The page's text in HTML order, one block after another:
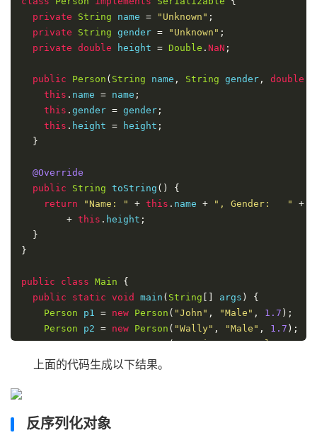
private
String name = "Unknown" ;
private
String gender = "Unknown" ;
private double height = Double . NaN ;
public Person ( String name , String gender , double
this . name = name ;
this . gender = gender ;
this . height = height ;
}
@Override
public
String toString ()
{
return
"Name: " + this . name + ", Gender:   " +
+ this . height ;
}
}
public class Main
{
public
static void main ( String args )
{
Person p1 = new Person ( "John" , "Male" , 1.7 );
Person p2 = new Person ( "Wally" , "Male" , 1.7 );
Person p3 = new Person("Katrina", "Female", 1.4
        fileObject
上面的代码生成以下结果。
反序列化对象